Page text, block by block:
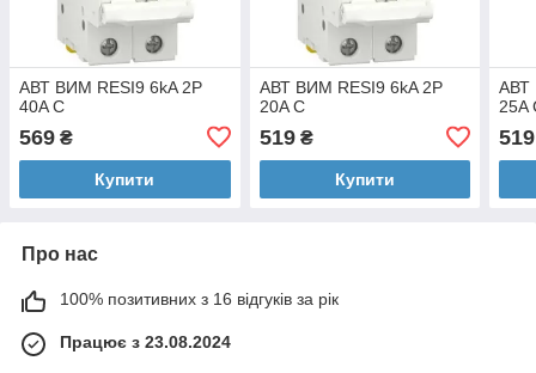
АВТ ВИМ RESI9 6kA 2P
40A C
569 ₴
Купити
АВТ ВИМ RESI9 6kA 2P
20A C
519₴
Купити
АВТ
25A
519
Про нас
100% позитивних з 16 відгуків за рік
Працює з 23.08.2024